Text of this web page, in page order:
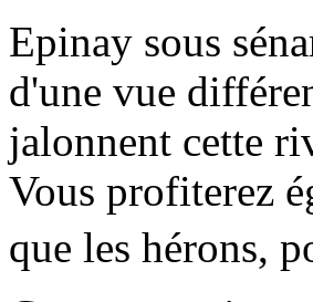
Epinay sous
d'une vue
jalonnent cette
Vous profiterez
que les hérons,